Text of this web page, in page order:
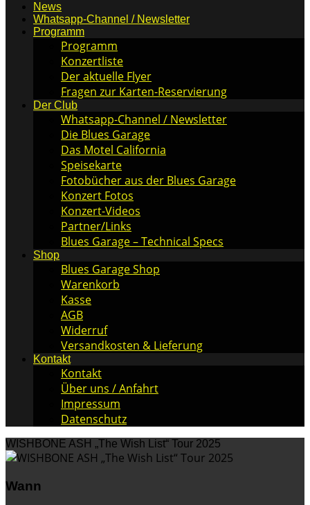
News
Whatsapp-Channel / Newsletter
Programm
Programm
Konzertliste
Der aktuelle Flyer
Fragen zur Karten-Reservierung
Der Club
Whatsapp-Channel / Newsletter
Die Blues Garage
Das Motel California
Speisekarte
Fotobücher aus der Blues Garage
Konzert Fotos
Konzert-Videos
Partner/Links
Blues Garage – Technical Specs
Shop
Blues Garage Shop
Warenkorb
Kasse
AGB
Widerruf
Versandkosten & Lieferung
Kontakt
Kontakt
Über uns / Anfahrt
Impressum
Datenschutz
WISHBONE ASH „The Wish List“ Tour 2025
Wann